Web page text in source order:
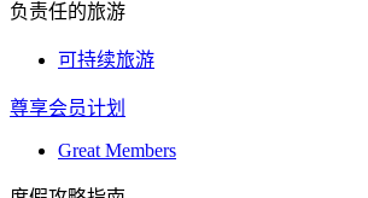
负责任的旅游
可持续旅游
尊享会员计划
Great Members